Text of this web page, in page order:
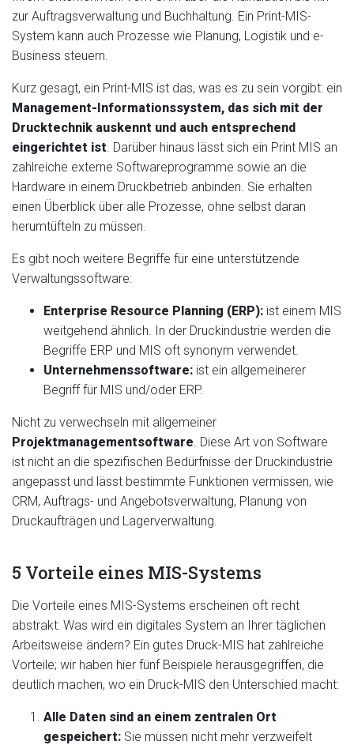
zur Auftragsverwaltung und Buchhaltung. Ein Print-MIS-
System kann auch Prozesse wie Planung, Logistik und e-
Business steuern.
Kurz gesagt, ein Print-MIS ist das, was es zu sein vorgibt: ein
Management-Informationssystem, das sich mit der
Drucktechnik auskennt und auch entsprechend
eingerichtet ist. Darüber hinaus lässt sich ein Print MIS an
zahlreiche externe Softwareprogramme sowie an die
Hardware in einem Druckbetrieb anbinden. Sie erhalten
einen Überblick über alle Prozesse, ohne selbst daran
herumtüfteln zu müssen.
Es gibt noch weitere Begriffe für eine unterstützende
Verwaltungssoftware:
Enterprise Resource Planning (ERP): ist einem MIS
weitgehend ähnlich. In der Druckindustrie werden die
Begriffe ERP und MIS oft synonym verwendet.
Unternehmenssoftware: ist ein allgemeinerer
Begriff für MIS und/oder ERP.
Nicht zu verwechseln mit allgemeiner
Projektmanagementsoftware. Diese Art von Software
ist nicht an die spezifischen Bedürfnisse der Druckindustrie
angepasst und lässt bestimmte Funktionen vermissen, wie
CRM, Auftrags- und Angebotsverwaltung, Planung von
Druckaufträgen und Lagerverwaltung.
5 Vorteile eines MIS-Systems
Die Vorteile eines MIS-Systems erscheinen oft recht
abstrakt: Was wird ein digitales System an Ihrer täglichen
Arbeitsweise ändern? Ein gutes Druck-MIS hat zahlreiche
Vorteile; wir haben hier fünf Beispiele herausgegriffen, die
deutlich machen, wo ein Druck-MIS den Unterschied macht:
Alle Daten sind an einem zentralen Ort
gespeichert: Sie müssen nicht mehr verzweifelt